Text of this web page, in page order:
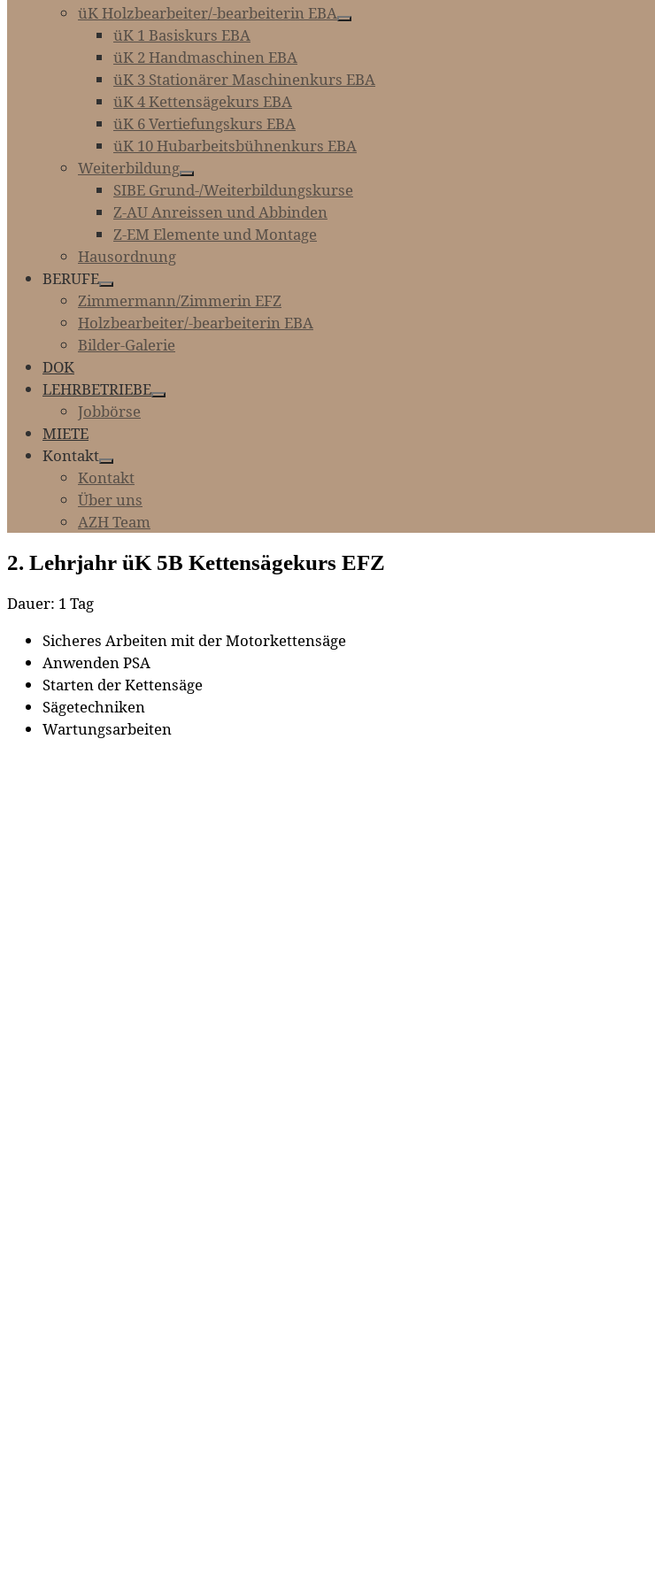
üK Holzbearbeiter/-bearbeiterin EBA
üK 1 Basiskurs EBA
üK 2 Handmaschinen EBA
üK 3 Stationärer Maschinenkurs EBA
üK 4 Kettensägekurs EBA
üK 6 Vertiefungskurs EBA
üK 10 Hubarbeitsbühnenkurs EBA
Weiterbildung
SIBE Grund-/Weiterbildungskurse
Z-AU Anreissen und Abbinden
Z-EM Elemente und Montage
Hausordnung
BERUFE
Zimmermann/Zimmerin EFZ
Holzbearbeiter/-bearbeiterin EBA
Bilder-Galerie
DOK
LEHRBETRIEBE
Jobbörse
MIETE
Kontakt
Kontakt
Über uns
AZH Team
2. Lehrjahr üK 5B Kettensägekurs EFZ
Dauer: 1 Tag
Sicheres Arbeiten mit der Motorkettensäge
Anwenden PSA
Starten der Kettensäge
Sägetechniken
Wartungsarbeiten